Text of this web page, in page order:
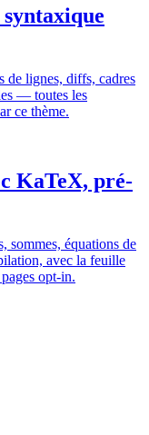
de lignes, diffs, cadres
— toutes les
ce thème.
KaTeX, pré-
sommes, équations de
avec la feuille
opt-in.